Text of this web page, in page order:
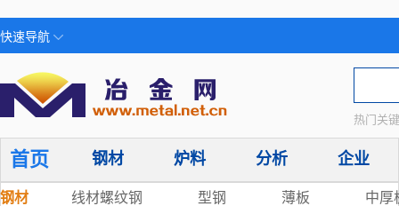
快速导航
热门关
首页 钢材 炉料 分析 企业
钢材 线材螺纹钢 型钢 薄板
中厚